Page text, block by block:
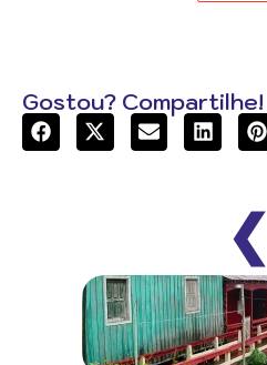
Gostou? Compartilhe!
❮